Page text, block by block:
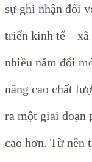
sự ghi nhận đối
triển kinh tế – xã
nhiều năm đổi
nâng cao chất
ra một giai đoạn
cao hơn. Từ nền